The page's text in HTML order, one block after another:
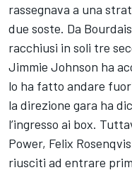
rassegnava a una
due soste. Da
racchiusi in soli tre
Jimmie Johnson ha
lo ha fatto andare
la direzione gara ha
l’ingresso ai box.
Power, Felix
riusciti ad entrare